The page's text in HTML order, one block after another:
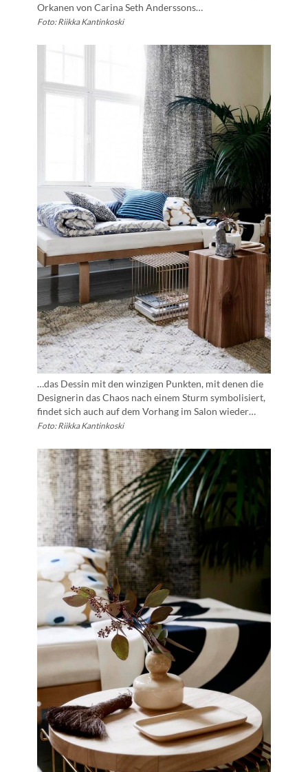
Orkanen von Carina Seth Anderssons…
Foto: Riikka Kantinkoski
…das Dessin mit den winzigen Punkten, mit denen die
Designerin das Chaos nach einem Sturm symbolisiert,
findet sich auch auf dem Vorhang im Salon wieder…
Foto: Riikka Kantinkoski